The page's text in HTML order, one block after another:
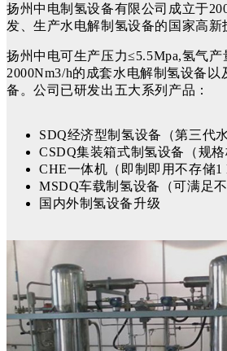
扬州中电制氢设备有限公司成立于
发、生产水电解制氢设备的国家高新
扬州中电可生产压力≤5.5Mpa,氢气
2000Nm3/h的成套水电解制氢设备
备。公司已研发出五大系列产品：
SDQ经济型制氢设备（第三代
CSDQ集装箱式制氢设备（规
CHE一体机（即制即用不存储
MSDQ车载制氢设备（可满足
国内外制氢设备升级